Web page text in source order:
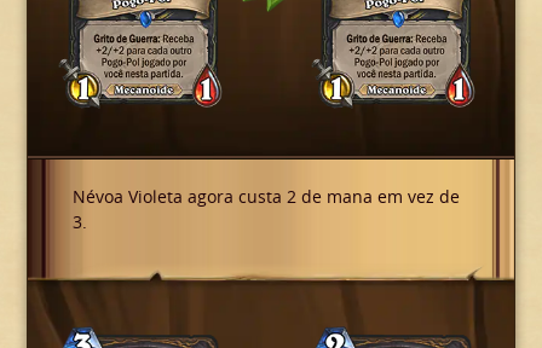
Névoa Violeta agora custa 2 de mana em vez de
3.